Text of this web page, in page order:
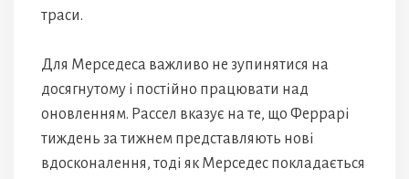
траси.
Для Мерседеса важливо не зупинятися на
досягнутому і постійно працювати над
оновленням. Рассел вказує на те, що Феррарі
тиждень за тижнем представляють нові
вдосконалення, тоді як Мерседес покладається